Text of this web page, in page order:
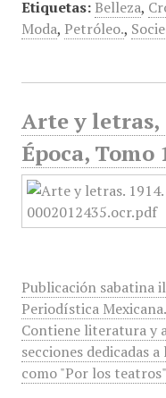
Etiquetas: Belleza,
Moda, Petróleo.,
Arte y letras,
Época, Tomo
Publicación sabatina
Periodística
Contiene literatura y
secciones dedicadas
como "Por los